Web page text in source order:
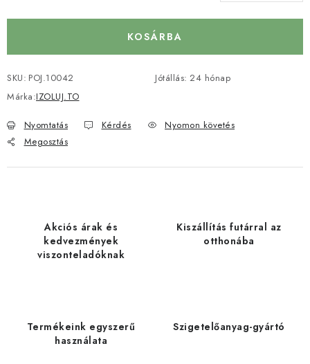
KOSÁRBA
SKU: POJ.10042
Márka:IZOLUJ.TO
Jótállás: 24 hónap
Nyomtatás Kérdés
Nyomon követés
Megosztás
Akciós árak és
kedvezmények
viszonteladóknak
Kiszállítás futárral az
otthonába
Termékeink egyszerű
használata
Szigetelőanyag-gyártó